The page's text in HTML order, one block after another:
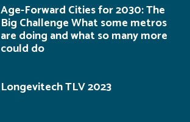
Age-Forward Cities for 2030: The
Big Challenge What some metros
are doing and what so many more
could do
Longevitech TLV 2023